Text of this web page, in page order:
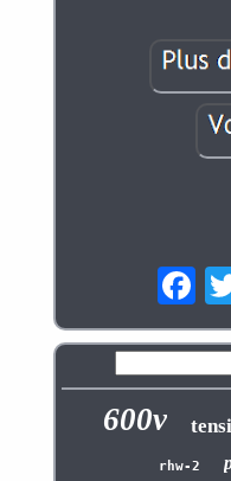
600v
rhw-2